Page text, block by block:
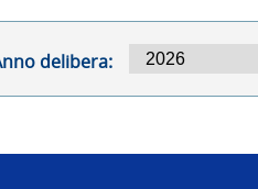
delibera: